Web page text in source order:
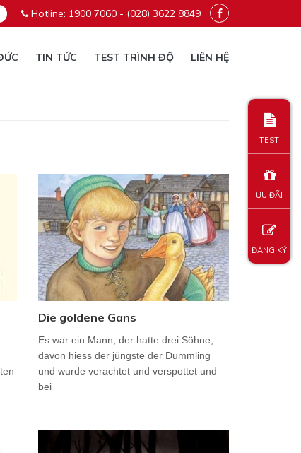
Hotline: 1900 7060 - (028) 3622 8849
TIN TỨC TEST TRÌNH ĐỘ LIÊN HỆ
Die goldene Gans
Es war ein Mann, der hatte drei Söhne,
davon hiess der jüngste der Dummling
und wurde verachtet und verspottet und
bei
TEST
ƯU ĐÃI
ĐĂNG KÝ